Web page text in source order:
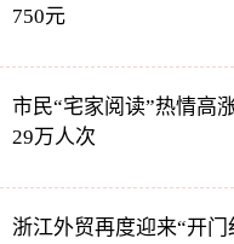
750元
市民“宅家阅读”热情高
29万人次
浙江外贸再度迎来“开